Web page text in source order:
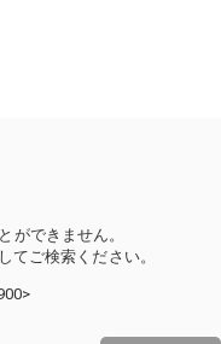
ができません。
てご検索ください。